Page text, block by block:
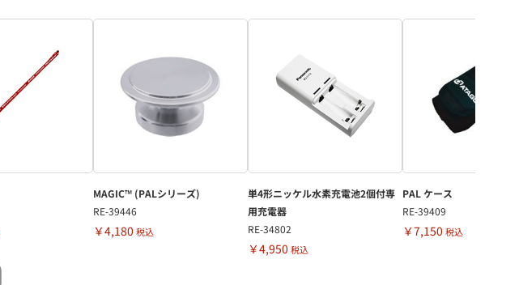
MAGIC™ (PALシリーズ)
RE-39446
￥4,180 税込
単4形ニッケル水素充電池2個付専
用充電器
RE-34802
￥4,950 税込
PAL ケース
RE-39409
￥7,150 税込